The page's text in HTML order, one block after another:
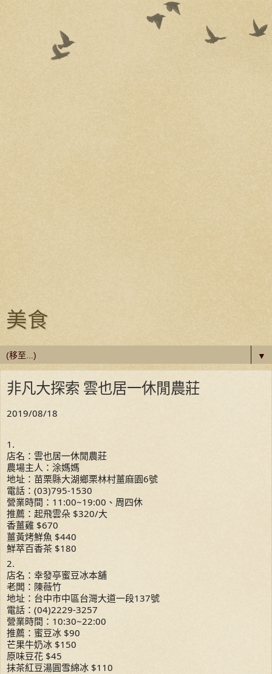
美食
▼
非凡大探索 雲也居一休閒農莊
2019/08/18
1.
店名：雲也居一休閒農莊
農場主人：涂媽媽
地址：苗栗縣大湖鄉栗林村薑麻園6號
電話：(03)795-1530
營業時間：11:00~19:00、周四休
推薦：起飛雲朵 $320/大
香薑雞 $670
薑黃烤鮮魚 $440
鮮萃百香茶 $180
2.
店名：幸發亭蜜豆冰本舖
老闆：陳薇竹
地址：台中市中區台灣大道一段137號
電話：(04)2229-3257
營業時間：10:30~22:00
推薦：蜜豆冰 $90
芒果牛奶冰 $150
原味豆花 $45
抹茶紅豆湯圓雪綿冰 $110